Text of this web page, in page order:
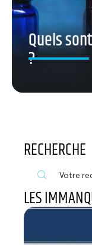
Quels
?
RECHERCHE
LES